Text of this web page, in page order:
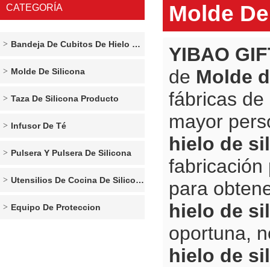
CATEGORÍA
Bandeja De Cubitos De Hielo De Silicona
Molde De Silicona
Taza De Silicona Producto
Infusor De Té
Pulsera Y Pulsera De Silicona
Utensilios De Cocina De Silicona
Equipo De Proteccion
Molde
YIBAO
de Molde
fábricas de
mayor
hielo de
fabricación
para
hielo de
oportuna,
hielo de